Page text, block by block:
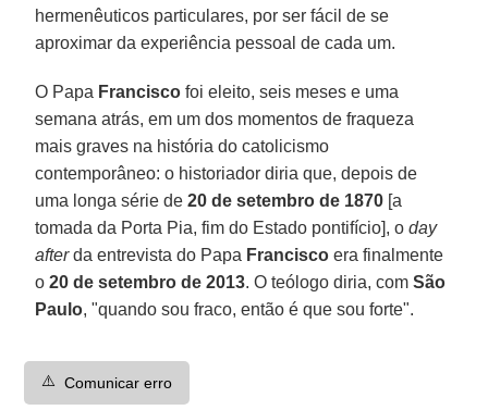
hermenêuticos particulares, por ser fácil de se
aproximar da experiência pessoal de cada um.
O Papa Francisco foi eleito, seis meses e uma
semana atrás, em um dos momentos de fraqueza
mais graves na história do catolicismo
contemporâneo: o historiador diria que, depois de
uma longa série de 20 de setembro de 1870 [a
tomada da Porta Pia, fim do Estado pontifício], oday
afterda entrevista do Papa Francisco era finalmente
o 20 de setembro de 2013. O teólogo diria, comSão
Paulo, "quando sou fraco, então é que sou forte".
⚠️ Comunicar erro